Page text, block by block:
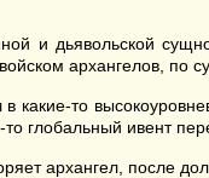
и дьявольской
архангелов, по
какие-то
то глобальный ивент
архангел, после